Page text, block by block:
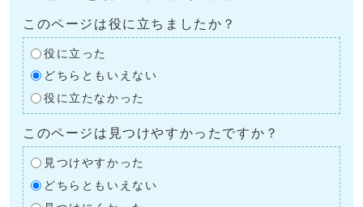
このページは役に立ちましたか？
役に立った
どちらともいえない
役に立たなかった
このページは見つけやすかったですか？
見つけやすかった
どちらともいえない